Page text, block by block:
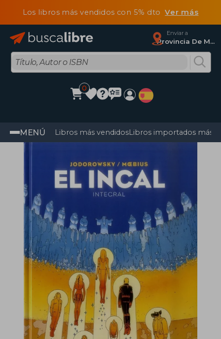
Los libros más vendidos con 5% dtoVer más
Enviar a
Provincia De Madrid
0
MENÚ Libros más vendidosLibros importados más